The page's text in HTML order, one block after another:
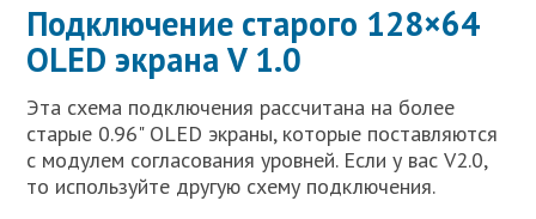
Подключение старого 128×64
OLED экрана V 1.0
Эта схема подключения рассчитана на более
старые 0.96" OLED экраны, которые поставляются
с модулем согласования уровней. Если у вас V2.0,
то используйте другую схему подключения.